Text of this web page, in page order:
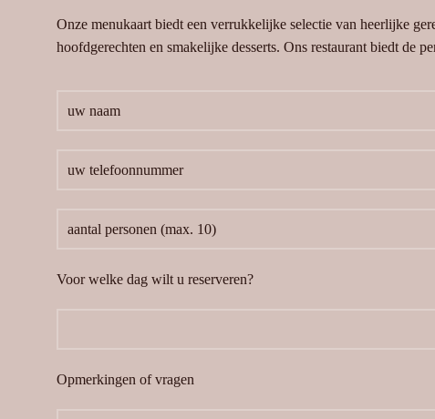
Onze menukaart biedt een verrukkelijke selectie van heerlijke
hoofdgerechten en smakelijke desserts. Ons restaurant biedt de
Voor welke dag wilt u reserveren?
Opmerkingen of vragen